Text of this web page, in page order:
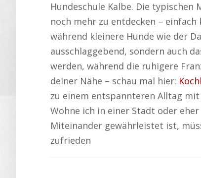
Hundeschule Kalbe. Die typischen
noch mehr zu entdecken – einfach
während kleinere Hunde wie der
ausschlaggebend, sondern auch
werden, während die ruhigere
deiner Nähe – schau mal hier:
zu einem entspannteren Alltag
Wohne ich in einer Stadt oder
Miteinander gewährleistet ist,
zufrieden